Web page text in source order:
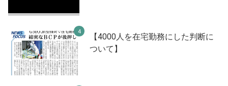
【4000人を在宅勤務にした判断に
ついて】